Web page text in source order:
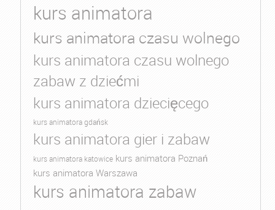
kurs animatora
kurs animatora czasu wolnego
kurs animatora czasu wolnego
zabaw z dziećmi
kurs animatora dziecięcego
kurs animatora gdańsk
kurs animatora gier i zabaw
kurs animatora katowice kurs animatora Poznań
kurs animatora Warszawa
kurs animatora zabaw